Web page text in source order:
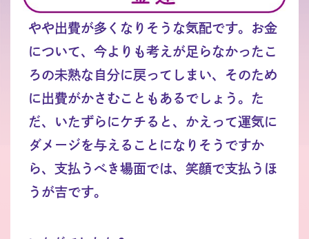
やや出費が多くなりそうな気配です。お金
について、今よりも考えが足らなかったこ
ろの未熟な自分に戻ってしまい、そのため
に出費がかさむこともあるでしょう。た
だ、いたずらにケチると、かえって運気に
ダメージを与えることになりそうですか
ら、支払うべき場面では、笑顔で支払うほ
うが吉です。